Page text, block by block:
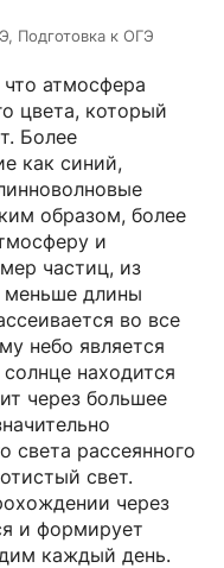
Подготовка к ОГЭ
атмосфера
цвета, который
Более
как синий,
образом, более
и
частиц, из
меньше длины
во все
небо является
находится
через большее
света рассеянного
свет.
через
и формирует
каждый день.